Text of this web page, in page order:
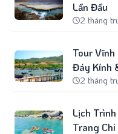
Lần Đầu
2 tháng
Tour Vĩnh
Đáy Kính
2 tháng
Lịch
Trang